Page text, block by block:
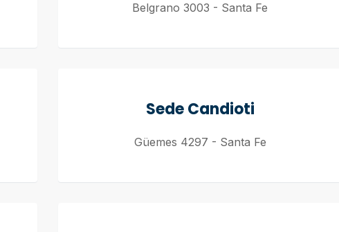
Belgrano 3003 - Santa Fe
Sede Candioti
Güemes 4297 - Santa Fe